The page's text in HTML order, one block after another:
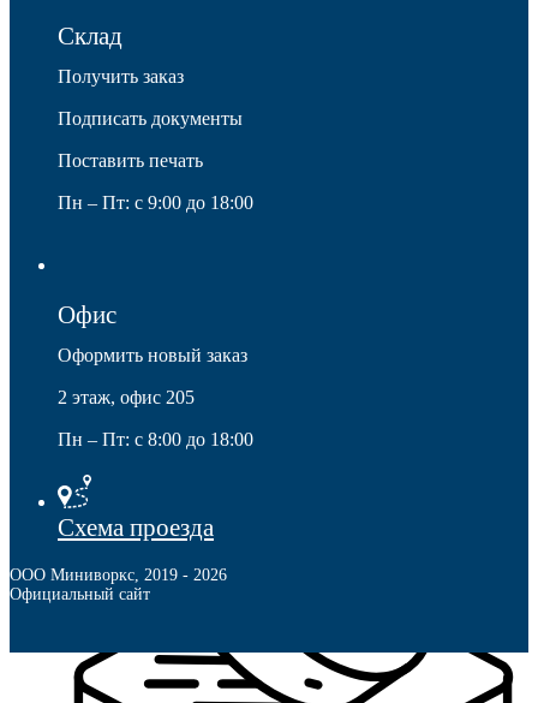
Склад
Получить заказ
Подписать документы
Поставить печать
Пн – Пт: с 9:00 до 18:00
Офис
Оформить новый заказ
2 этаж, офис 205
Пн – Пт: с 8:00 до 18:00
Схема проезда
ООО Миниворкс, 2019 - 2026
Официальный сайт